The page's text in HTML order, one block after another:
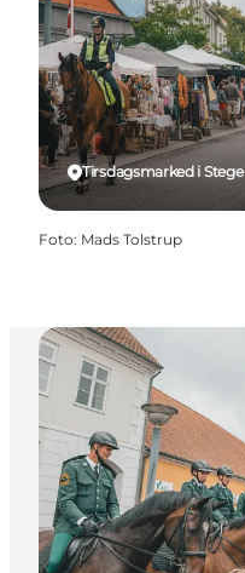
Tirsdagsmarked i Stege
Foto: Mads Tolstrup